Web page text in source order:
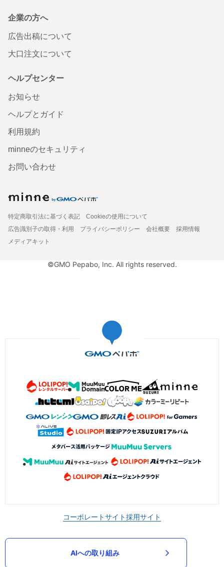
企業の方へ
広告出稿について
大口注文について
ヘルプセンター
お知らせ
ヘルプとガイド
利用規約
minneのセキュリティ
お問い合わせ
特定商取引法に基づく表記
Cookieの使用について
広告識別子の取得・利用
プライバシーポリシー 会社概要
採用情報
メディアキット
©GMO Pepabo, Inc. All rights reserved.
コーポレートサイト採用サイト
AIへの取り組み